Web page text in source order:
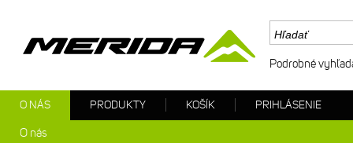
Podrobné
O NÁS
O nás
PRODUKTY KOŠÍK PRIHLÁSENIE